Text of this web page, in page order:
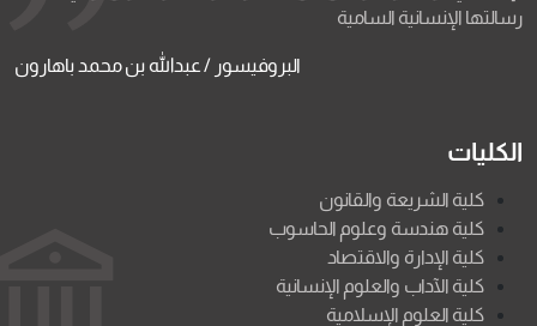
رسالتها الإنسانية السامية
البروفيسور / عبدالله بن محمد باهارون
الكليات
كلية الشريعة والقانون
كلية هندسة وعلوم الحاسوب
كلية الإدارة والاقتصاد
كلية الآداب والعلوم الإنسانية
كلية العلوم الإسلامية